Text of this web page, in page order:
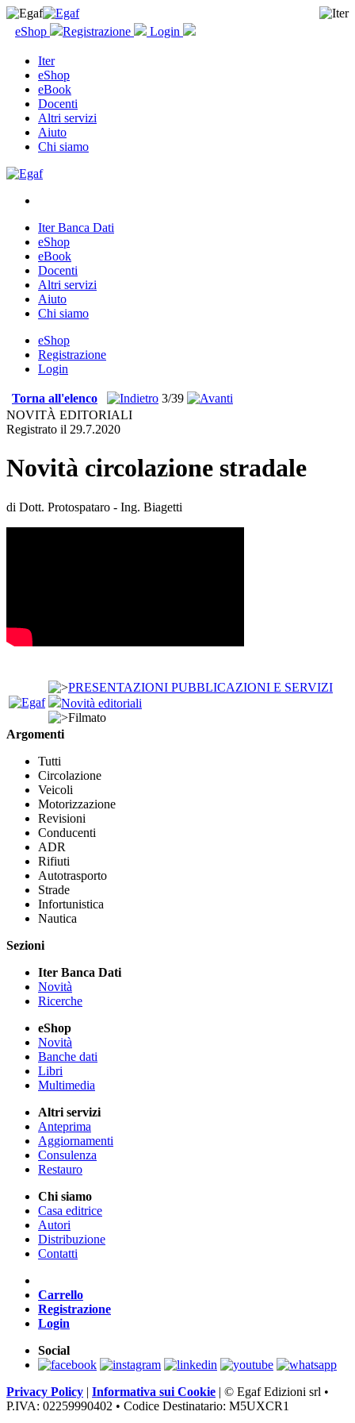
eShop Registrazione Login
Iter
eShop
eBook
Docenti
Altri servizi
Aiuto
Chi siamo
Iter Banca Dati
eShop
eBook
Docenti
Altri servizi
Aiuto
Chi siamo
eShop
Registrazione
Login
Torna all'elenco
3/39
NOVITÀ EDITORIALI
Registrato il 29.7.2020
Novità circolazione stradale
di Dott. Protospataro - Ing. Biagetti
PRESENTAZIONI PUBBLICAZIONI E SERVIZI
Novità editoriali
Filmato
Argomenti
Tutti
Circolazione
Veicoli
Motorizzazione
Revisioni
Conducenti
ADR
Rifiuti
Autotrasporto
Strade
Infortunistica
Nautica
Sezioni
Iter Banca Dati
Novità
Ricerche
eShop
Novità
Banche dati
Libri
Multimedia
Altri servizi
Anteprima
Aggiornamenti
Consulenza
Restauro
Chi siamo
Casa editrice
Autori
Distribuzione
Contatti
Carrello
Registrazione
Login
Social
Privacy Policy | Informativa sui Cookie | © Egaf Edizioni srl •
P.IVA: 02259990402 • Codice Destinatario: M5UXCR1